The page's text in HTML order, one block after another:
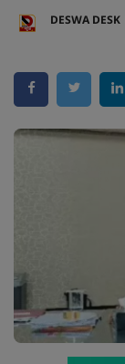
अपराध
मनोरंजन
टेक्नोलॉजी
हेल्थ
DESWA DESK